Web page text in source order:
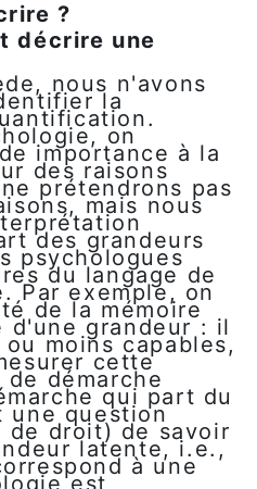
?
décrire une
nous n'avons
la
on
importance à la
des raisons
prétendrons pas
mais nous
des grandeurs
psychologues
du langage de
Par exemple, on
de la mémoire
d'une grandeur : il
moins capables,
cette
démarche
qui part du
une question
de droit) de savoir
latente, i.e.,
à une
est